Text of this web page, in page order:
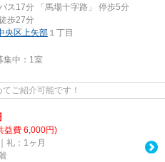
ス17分 「馬場十字路」 停歩5分
歩27分
央区 上矢部 １丁目
中： 1室
ご紹介可能です！
益費 6,000円)
礼：1ヶ月